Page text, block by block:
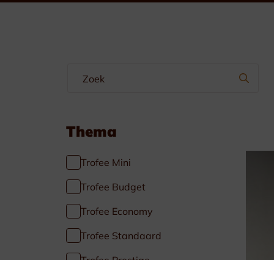
Borstzakhangers
Specials
Thema
Trofee Mini
Trofee Budget
Trofee Economy
Trofee Standaard